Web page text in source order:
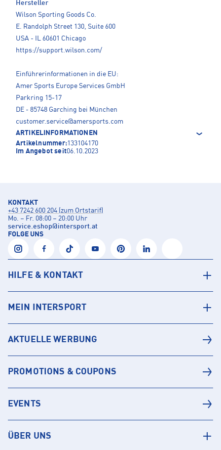
Hersteller
Wilson Sporting Goods Co.
E. Randolph Street 130, Suite 600
USA - IL 60601 Chicago
https://support.wilson.com/
Einführerinformationen in die EU:
Amer Sports Europe Services GmbH
Parkring 15-17
DE - 85748 Garching bei München
customer.service@amersports.com
ARTIKELINFORMATIONEN
Artikelnummer:133104170
Im Angebot seit06.10.2023
KONTAKT
+43 7242 600 204 (zum Ortstarif)
Mo. – Fr. 08:00 – 20:00 Uhr
service.eshop@intersport.at
FOLGE UNS
HILFE & KONTAKT
MEIN INTERSPORT
AKTUELLE WERBUNG
PROMOTIONS & COUPONS
EVENTS
ÜBER UNS